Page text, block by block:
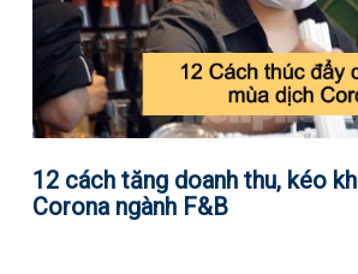
12 cách tăng doanh thu, kéo
Corona ngành F&B